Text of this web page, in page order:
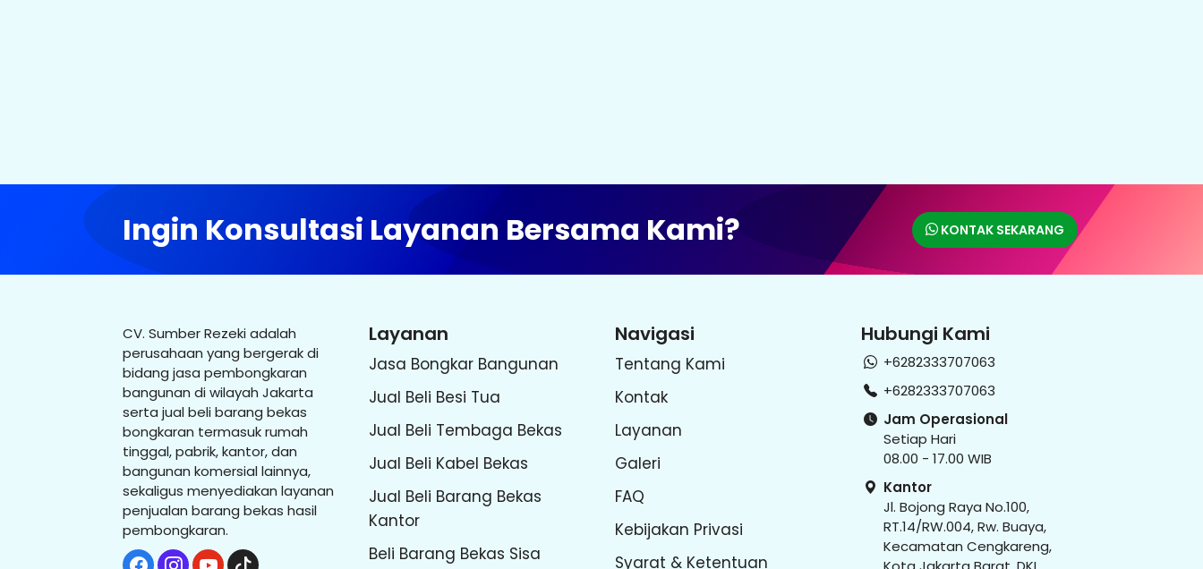
Ingin Konsultasi Layanan Bersama Kami? KONTAK SEKARANG
CV. Sumber Rezeki adalah
perusahaan yang bergerak di
bidang jasa pembongkaran
bangunan di wilayah Jakarta
serta jual beli barang bekas
bongkaran termasuk rumah
tinggal, pabrik, kantor, dan
bangunan komersial lainnya,
sekaligus menyediakan layanan
penjualan barang bekas hasil
pembongkaran.
Layanan
Jasa Bongkar Bangunan
Jual Beli Besi Tua
Jual Beli Tembaga Bekas
Jual Beli Kabel Bekas
Jual Beli Barang Bekas
Kantor
Beli Barang Bekas Sisa
Navigasi
Tentang Kami
Kontak
Layanan
Galeri
FAQ
Kebijakan Privasi
Syarat & Ketentuan
Hubungi Kami
+6282333707063
+6282333707063
Jam Operasional
Setiap Hari
08.00 - 17.00 WIB
Kantor
Jl. Bojong Raya No.100,
RT.14/RW.004, Rw. Buaya,
Kecamatan Cengkareng,